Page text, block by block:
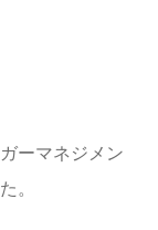
ーマネジメン
。